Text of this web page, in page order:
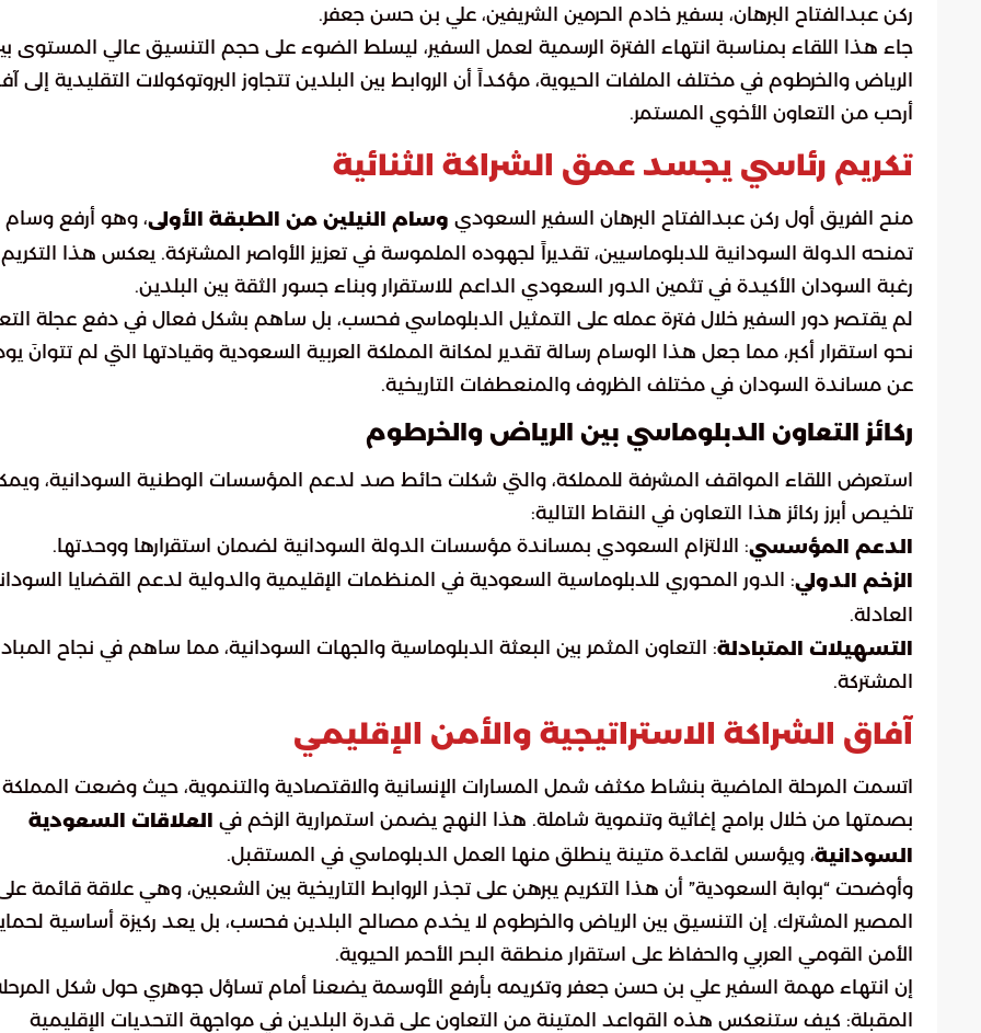
ركن عبدالفتاح البرهان، بسفير خادم الحرمين الشريفين، علي بن حسن جعفر.
جاء هذا اللقاء بمناسبة انتهاء الفترة الرسمية لعمل السفير، ليسلط الضوء على حجم التنسيق عالي المستوى
الرياض والخرطوم في مختلف الملفات الحيوية، مؤكداً أن الروابط بين البلدين تتجاوز البروتوكولات التقليدية إلى
أرحب من التعاون الأخوي المستمر.
تكريم رئاسي يجسد عمق الشراكة الثنائية
منح الفريق أول ركن عبدالفتاح البرهان السفير السعودي وسام النيلين من الطبقة الأولى، وهو أرفع وسام
تمنحه الدولة السودانية للدبلوماسيين، تقديراً لجهوده الملموسة في تعزيز الأواصر المشتركة. يعكس هذا التكريم
رغبة السودان الأكيدة في تثمين الدور السعودي الداعم للاستقرار وبناء جسور الثقة بين البلدين.
لم يقتصر دور السفير خلال فترة عمله على التمثيل الدبلوماسي فحسب، بل ساهم بشكل فعال في دفع عجلة
نحو استقرار أكبر، مما جعل هذا الوسام رسالة تقدير لمكانة المملكة العربية السعودية وقيادتها التي لم تتوانَ
عن مساندة السودان في مختلف الظروف والمنعطفات التاريخية.
ركائز التعاون الدبلوماسي بين الرياض والخرطوم
استعرض اللقاء المواقف المشرفة للمملكة، والتي شكلت حائط صد لدعم المؤسسات الوطنية السودانية،
تلخيص أبرز ركائز هذا التعاون في النقاط التالية:
الدعم المؤسسي: الالتزام السعودي بمساندة مؤسسات الدولة السودانية لضمان استقرارها ووحدتها.
الزخم الدولي: الدور المحوري للدبلوماسية السعودية في المنظمات الإقليمية والدولية لدعم القضايا
العادلة.
التسهيلات المتبادلة: التعاون المثمر بين البعثة الدبلوماسية والجهات السودانية، مما ساهم في نجاح
المشتركة.
آفاق الشراكة الاستراتيجية والأمن الإقليمي
اتسمت المرحلة الماضية بنشاط مكثف شمل المسارات الإنسانية والاقتصادية والتنموية، حيث وضعت المملكة
بصمتها من خلال برامج إغاثية وتنموية شاملة. هذا النهج يضمن استمرارية الزخم في
العلاقات السعودية
السودانية، ويؤسس لقاعدة متينة ينطلق منها العمل الدبلوماسي في المستقبل.
وأوضحت “بوابة السعودية” أن هذا التكريم يبرهن على تجذر الروابط التاريخية بين الشعبين، وهي علاقة قائمة
المصير المشترك. إن التنسيق بين الرياض والخرطوم لا يخدم مصالح البلدين فحسب، بل يعد ركيزة أساسية
الأمن القومي العربي والحفاظ على استقرار منطقة البحر الأحمر الحيوية.
إن انتهاء مهمة السفير علي بن حسن جعفر وتكريمه بأرفع الأوسمة يضعنا أمام تساؤل جوهري حول شكل
المقبلة: كيف ستنعكس هذه القواعد المتينة من التعاون على قدرة البلدين في مواجهة التحديات الإقليمية